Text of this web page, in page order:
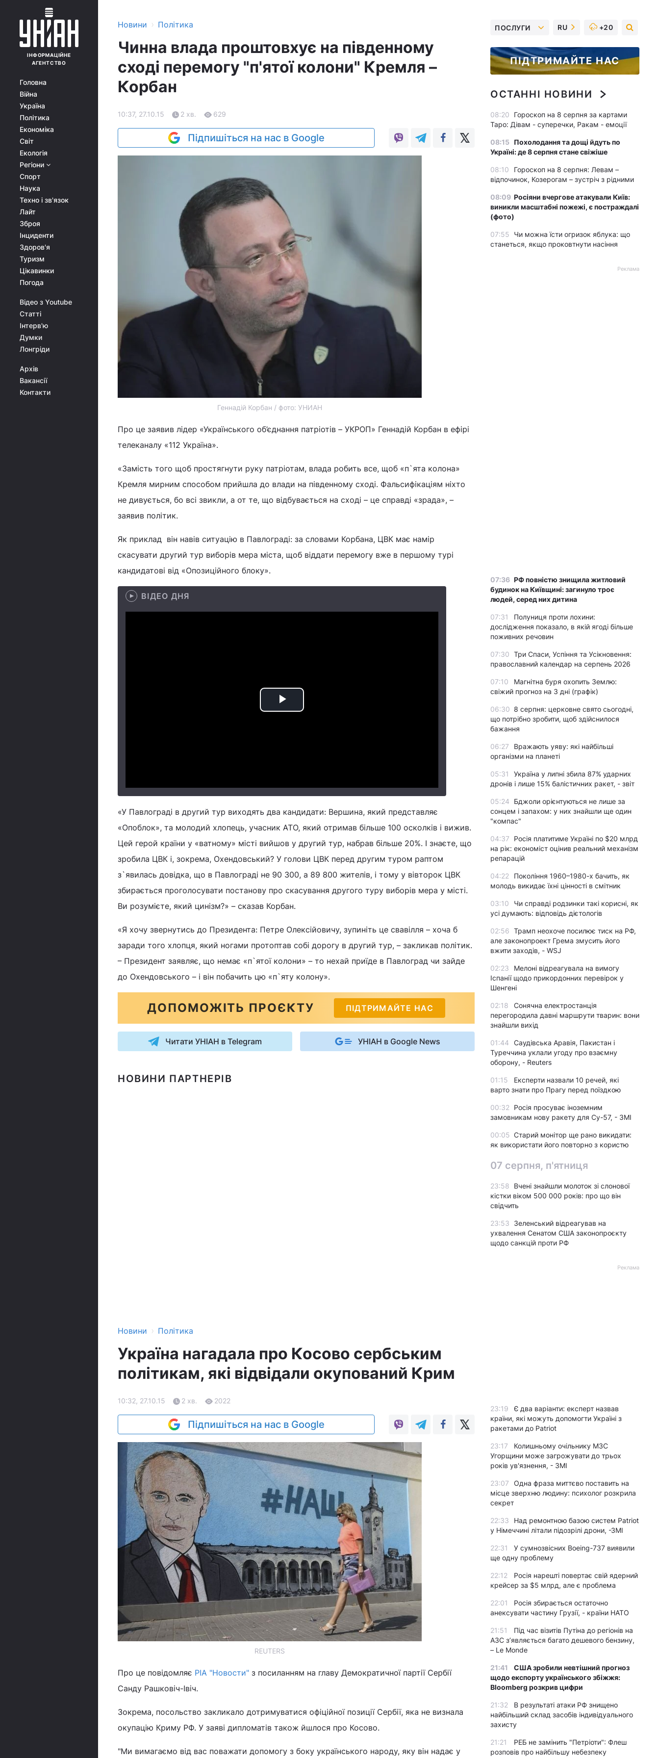
ІНФОРМАЦІЙНЕ
АГЕНТСТВО
Головна
Війна
Україна
Політика
Економіка
Світ
Екологія
Регіони
Спорт
Наука
Техно і зв'язок
Лайт
Зброя
Інциденти
Здоров'я
Туризм
Цікавинки
Погода
Відео з Youtube
Статті
Інтерв'ю
Думки
Лонгріди
Архів
Вакансії
Контакти
Новини › Політика
Чинна влада проштовхує на південному
сході перемогу "п'ятої колони" Кремля –
Корбан
10:37, 27.10.15 2 хв. 629
Підпишіться на нас в Google
Геннадій Корбан / фото: УНИАН
Про це заявив лідер «Українського об’єднання патріотів – УКРОП» Геннадій Корбан в ефірі
телеканалу «112 Україна».
«Замість того щоб простягнути руку патріотам, влада робить все, щоб «п`ята колона»
Кремля мирним способом прийшла до влади на південному сході. Фальсифікаціям ніхто
не дивується, бо всі звикли, а от те, що відбувається на сході – це справді «зрада», –
заявив політик.
Як приклад він навів ситуацію в Павлограді: за словами Корбана, ЦВК має намір
скасувати другий тур виборів мера міста, щоб віддати перемогу вже в першому турі
кандидатові від «Опозиційного блоку».
ВІДЕО ДНЯ
Play
«У Павлограді в другий тур виходять два кандидати: Вершина, який представляє
«Опоблок», та молодий хлопець, учасник АТО, який отримав більше 100 осколків і вижив.
Цей герой країни у «ватному» місті вийшов у другий тур, набрав більше 20%. І знаєте, що
зробила ЦВК і, зокрема, Охендовський? У голови ЦВК перед другим туром раптом
з`явилась довідка, що в Павлограді не 90 300, а 89 800 жителів, і тому у вівторок ЦВК
збирається проголосувати постанову про скасування другого туру виборів мера у місті.
Ви розумієте, який цинізм?» – сказав Корбан.
«Я хочу звернутись до Президента: Петре Олексійовичу, зупиніть це свавілля – хоча б
заради того хлопця, який ногами протоптав собі дорогу в другий тур, – закликав політик.
– Президент заявляє, що немає «п`ятої колони» – то нехай приїде в Павлоград чи зайде
до Охендовського – і він побачить цю «п`яту колону».
ДОПОМОЖІТЬ ПРОЄКТУ ПІДТРИМАЙТЕ НАС
Читати УНІАН в Telegram УНІАН в Google News
НОВИНИ ПАРТНЕРІВ
Новини › Політика
Україна нагадала про Косово сербським
політикам, які відвідали окупований Крим
10:32, 27.10.15 2 хв. 2022
Підпишіться на нас в Google
REUTERS
Про це повідомляє РІА "Новости" з посиланням на главу Демократичної партії Сербії
Санду Рашковіч-Івіч.
Зокрема, посольство закликало дотримуватися офіційної позиції Сербії, яка не визнала
окупацію Криму РФ. У заяві дипломатів також йшлося про Косово.
"Ми вимагаємо від вас поважати допомогу з боку українського народу, яку він надає у
ПОСЛУГИ RU +20
ПІДТРИМАЙТЕ НАС
ОСТАННІ НОВИНИ
08:20
Гороскоп на 8 серпня за картами
Таро: Дівам - суперечки, Ракам - емоції
08:15 Похолодання та дощі йдуть по
Україні: де 8 серпня стане свіжіше
08:10
Гороскоп на 8 серпня: Левам –
відпочинок, Козерогам – зустріч з рідними
08:09 Росіяни вчергове атакували Київ:
виникли масштабні пожежі, є постраждалі
(фото)
07:55
Чи можна їсти огризок яблука: що
станеться, якщо проковтнути насіння
Реклама
07:36 РФ повністю знищила житловий
будинок на Київщині: загинуло троє
людей, серед них дитина
07:31
Полуниця проти лохини:
дослідження показало, в якій ягоді більше
поживних речовин
07:30 Три Спаси, Успіння та Усікновення:
православний календар на серпень 2026
07:10
Магнітна буря охопить Землю:
свіжий прогноз на 3 дні (графік)
06:30 8 серпня: церковне свято сьогодні,
що потрібно зробити, щоб здійснилося
бажання
06:27
Вражають уяву: які найбільші
організми на планеті
05:31
Україна у липні збила 87% ударних
дронів і лише 15% балістичних ракет, - звіт
05:24
Бджоли орієнтуються не лише за
сонцем і запахом: у них знайшли ще один
"компас"
04:37
Росія платитиме Україні по $20 млрд
на рік: економіст оцінив реальний механізм
репарацій
04:22
Покоління 1960–1980-х бачить, як
молодь викидає їхні цінності в смітник
03:10
Чи справді родзинки такі корисні, як
усі думають: відповідь дієтологів
02:56 Трамп неохоче посилює тиск на РФ,
але законопроект Грема змусить його
вжити заходів, - WSJ
02:23
Мелоні відреагувала на вимогу
Іспанії щодо прикордонних перевірок у
Шенгені
02:18
Сонячна електростанція
перегородила давні маршрути тварин: вони
знайшли вихід
01:44
Саудівська Аравія, Пакистан і
Туреччина уклали угоду про взаємну
оборону, - Reuters
01:15
Експерти назвали 10 речей, які
варто знати про Прагу перед поїздкою
00:32
Росія просуває іноземним
замовникам нову ракету для Су-57, - ЗМІ
00:05 Старий монітор ще рано викидати:
як використати його повторно з користю
07 серпня, п'ятниця
23:58
Вчені знайшли молоток зі слонової
кістки віком 500 000 років: про що він
свідчить
23:53
Зеленський відреагував на
ухвалення Сенатом США законопроєкту
щодо санкцій проти РФ
Реклама
23:19
Є два варіанти: експерт назвав
країни, які можуть допомогти Україні з
ракетами до Patriot
23:17
Колишньому очільнику МЗС
Угорщини може загрожувати до трьох
років ув'язнення, - ЗМІ
23:07
Одна фраза миттєво поставить на
місце зверхню людину: психолог розкрила
секрет
22:33
Над ремонтною базою систем Patriot
у Німеччині літали підозрілі дрони, -ЗМІ
22:31
У сумнозвісних Boeing-737 виявили
ще одну проблему
22:12
Росія нарешті повертає свій ядерний
крейсер за $5 млрд, але є проблема
22:01
Росія збирається остаточно
анексувати частину Грузії, - країни НАТО
21:51
Під час візитів Путіна до регіонів на
АЗС з’являється багато дешевого бензину,
– Le Monde
21:41
США зробили невтішний прогноз
щодо експорту українського збіжжя:
Bloomberg розкрив цифри
21:32
В результаті атаки РФ знищено
найбільший склад засобів індивідуального
захисту
21:21
РЕБ не замінить "Петріоти": Флеш
розповів про найбільшу небезпеку